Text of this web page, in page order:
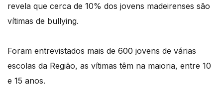
revela que cerca de 10% dos jovens madeirenses são
vítimas de bullying.
Foram entrevistados mais de 600 jovens de várias
escolas da Região, as vítimas têm na maioria, entre 10
e 15 anos.